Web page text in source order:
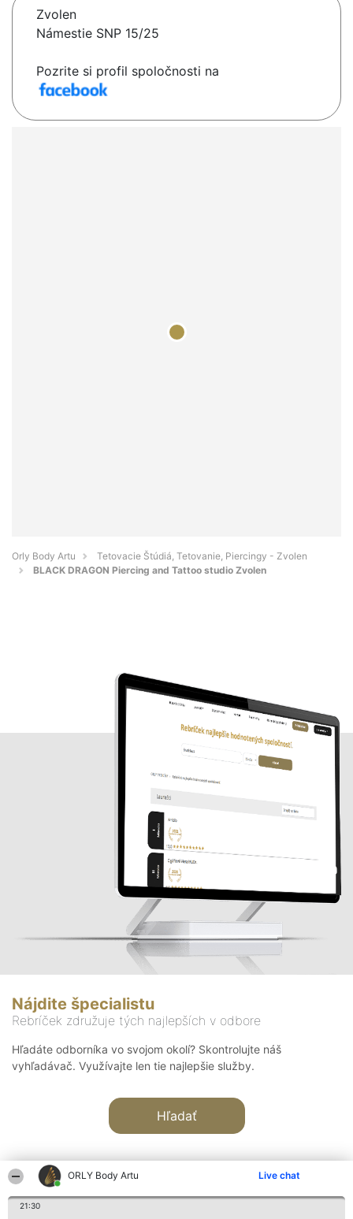
ORLY Body Artu Live chat
21:30
Zvolen
Námestie SNP 15/25
Pozrite si profil spoločnosti na
Orly Body Artu
Tetovacie Štúdiá, Tetovanie, Piercingy - Zvolen
BLACK DRAGON Piercing and Tattoo studio Zvolen
Nájdite špecialistu
Rebríček združuje tých najlepších v odbore
Hľadáte odborníka vo svojom okolí? Skontrolujte náš
vyhľadávač. Využívajte len tie najlepšie služby.
Hľadať